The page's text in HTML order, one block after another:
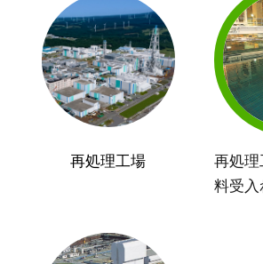
再処理工場
再処
料受入